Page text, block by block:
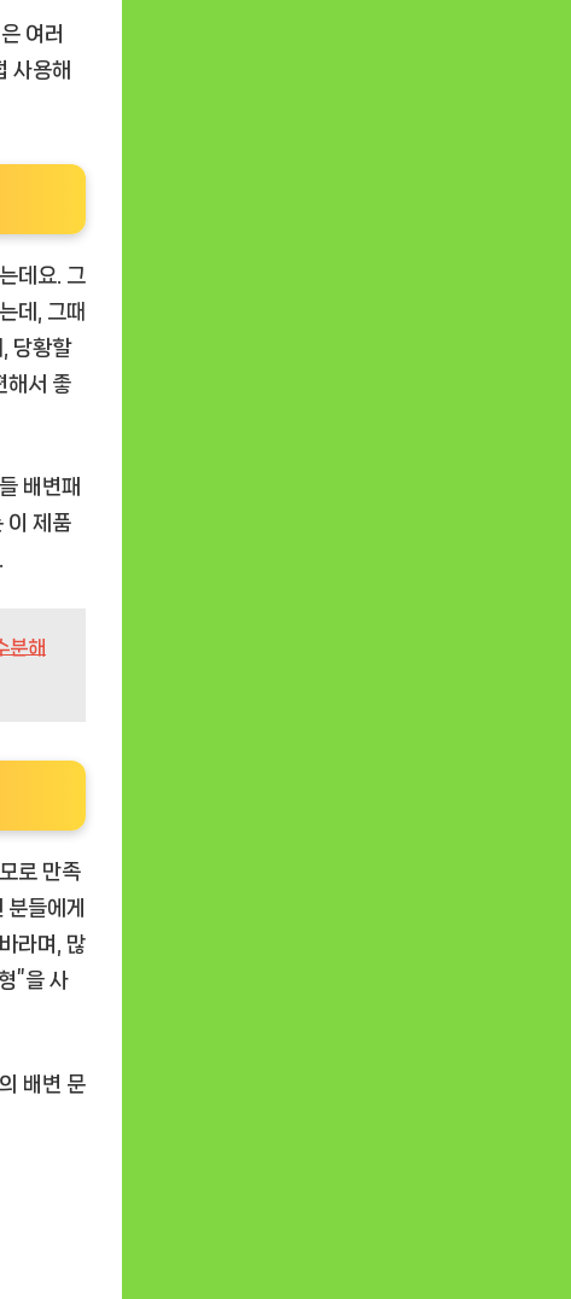
여러
사용해
데요. 그
데, 그때
당황할
해서 좋
배변패
이 제품
분해
로 만족
들에게
라며, 많
”을 사
배변 문